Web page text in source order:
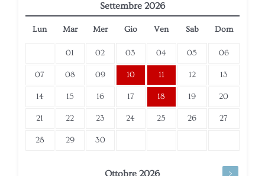
Settembre 2026
Lun Mar Mer Gio Ven Sab Dom
01 02 03 04 05 06
07 08 09 10 11 12 13
14 15 16 17 18 19 20
21 22 23 24 25 26 27
28 29 30
Ottobre 2026 >